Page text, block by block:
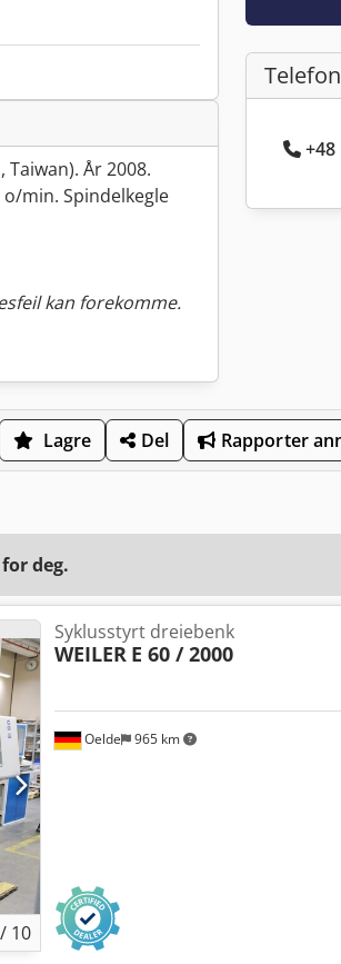
År 2008.
o/min. Spindelkegle
kan forekomme.
Lagre Del Rapporter
deg.
/ 10
Oelde 965 km
Syklusstyrt dreiebenk
WEILER E 60 / 2000